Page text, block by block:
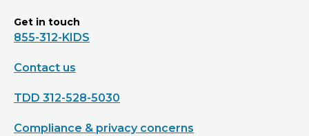
Get in touch
855-312-KIDS
Contact us
TDD 312-528-5030
Compliance & privacy concerns